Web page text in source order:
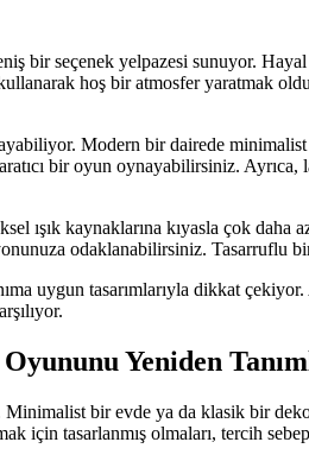
bir seçenek yelpazesi sunuyor.
hoş bir atmosfer yaratmak
Modern bir dairede
bir oyun oynayabilirsiniz. Ayrıca,
ışık kaynaklarına kıyasla çok
odaklanabilirsiniz. Tasarruflu
uygun tasarımlarıyla dikkat
Yeniden
Minimalist bir evde ya da klasik bir
için tasarlanmış olmaları, tercih